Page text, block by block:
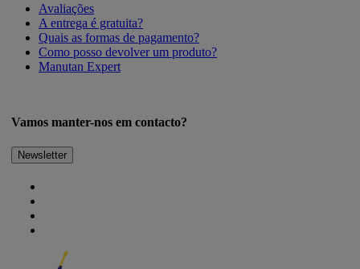
Avaliações
A entrega é gratuita?
Quais as formas de pagamento?
Como posso devolver um produto?
Manutan Expert
Vamos manter-nos em contacto?
Newsletter